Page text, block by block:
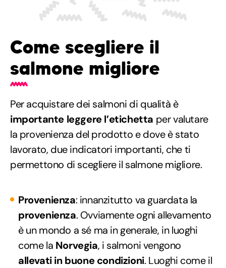
Come scegliere il
salmone migliore
Per acquistare dei salmoni di qualità è
importante leggere l’etichetta per valutare
la provenienza del prodotto e dove è stato
lavorato, due indicatori importanti, che ti
permettono di scegliere il salmone migliore.
Provenienza: innanzitutto va guardata la
provenienza. Ovviamente ogni allevamento
è un mondo a sé ma in generale, in luoghi
come la Norvegia, i salmoni vengono
allevati in buone condizioni. Luoghi come il